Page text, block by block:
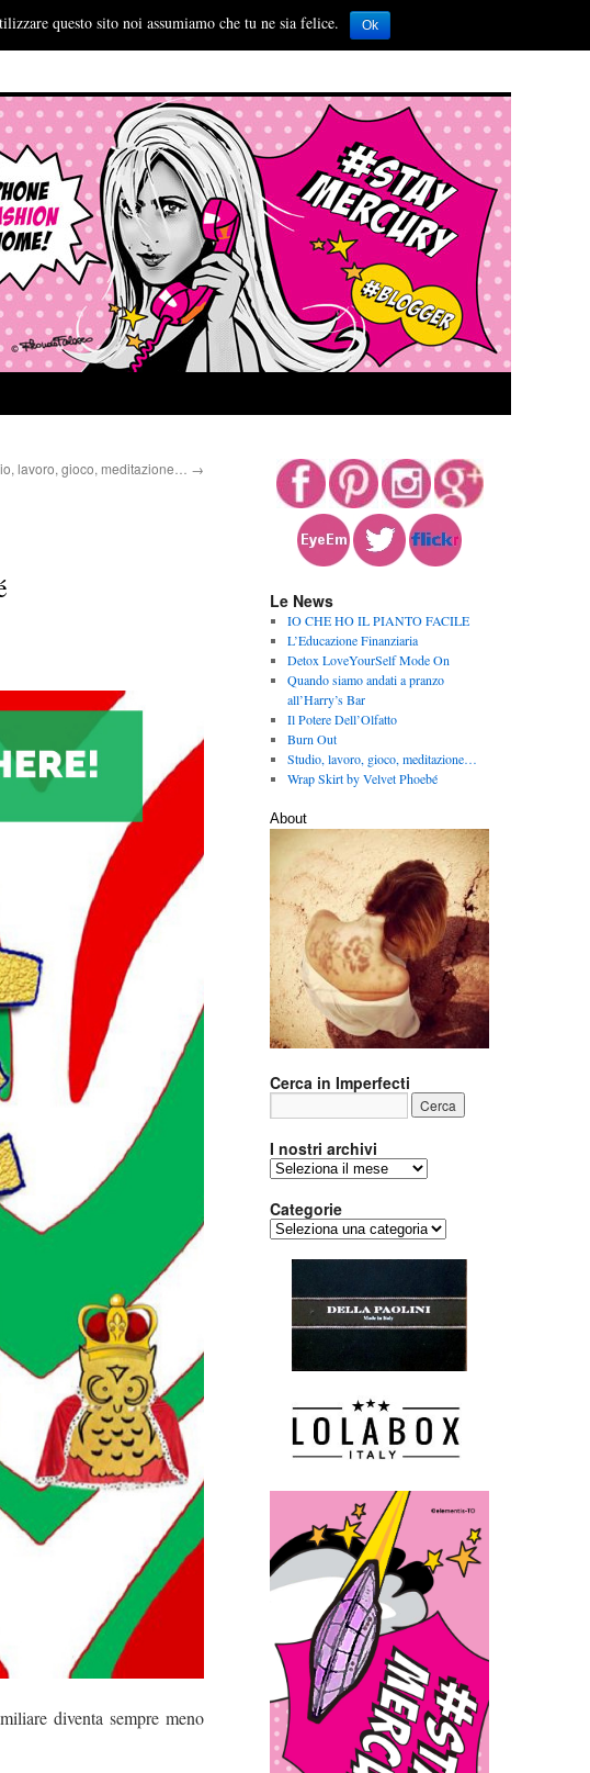
lavoro, gioco, meditazione… →
diventa sempre meno
Le News
IO CHE HO IL PIANTO FACILE
L’Educazione Finanziaria
Detox LoveYourSelf Mode On
Quando siamo andati a pranzo
all’Harry’s Bar
Il Potere Dell’Olfatto
Burn Out
Studio, lavoro, gioco, meditazione…
Wrap Skirt by Velvet Phoebé
About
Cerca in Imperfecti
I nostri archivi
archivi
Categorie
Categorie
questo sito noi assumiamo che tu ne sia felice. Ok